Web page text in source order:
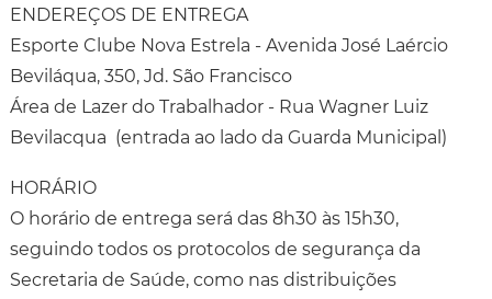
ENDEREÇOS DE ENTREGA
Esporte Clube Nova Estrela - Avenida José Laércio
Beviláqua, 350, Jd. São Francisco
Área de Lazer do Trabalhador - Rua Wagner Luiz
Bevilacqua (entrada ao lado da Guarda Municipal)
HORÁRIO
O horário de entrega será das 8h30 às 15h30,
seguindo todos os protocolos de segurança da
Secretaria de Saúde, como nas distribuições